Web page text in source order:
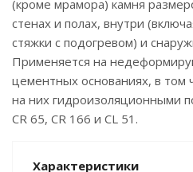
(кроме мрамора) камня
стенах и полах, внутри
стяжки с подогревом) и
Применяется на
цементных основаниях, в том
на них гидроизоляционными
CR 65, CR 166 и CL 51.
Характеристики